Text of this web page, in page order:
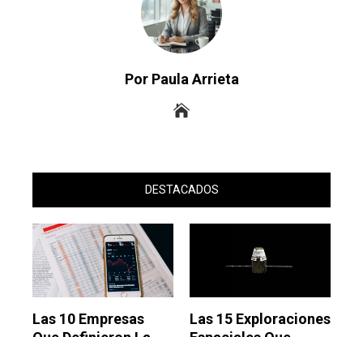
Por Paula Arrieta
DESTACADOS
Las 10 Empresas
Las 15 Exploraciones